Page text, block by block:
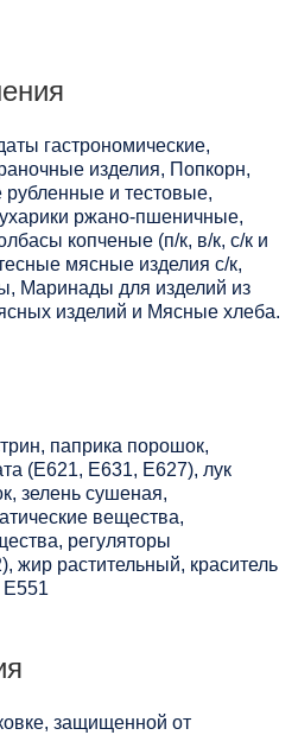
гастрономические,
изделия, Попкорн,
и тестовые,
ржано-пшеничные,
копченые (п/к, в/к, с/к и
мясные изделия с/к,
Маринады для изделий из
изделий и Мясные хлеба.
паприка порошок,
(Е621, Е631, Е627), лук
зелень сушеная,
вещества,
регуляторы
жир растительный, краситель
Е551
защищенной от